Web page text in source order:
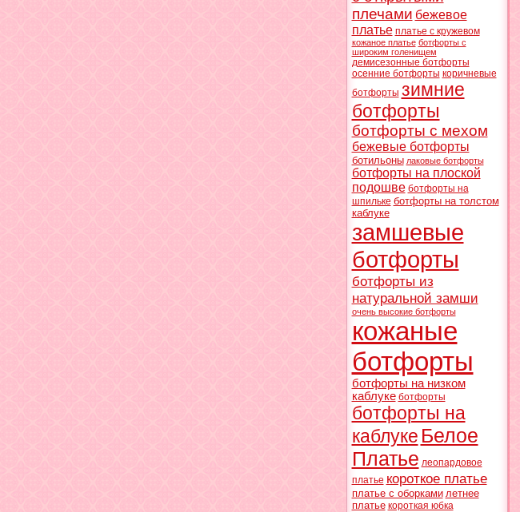
плечами бежевое
платье платье с кружевом
кожаное платье ботфорты с
широким голенищем
демисезонные ботфорты
осенние ботфорты коричневые
ботфорты зимние
ботфорты
ботфорты с мехом
бежевые ботфорты
ботильоны лаковые ботфорты
ботфорты на плоской
подошве ботфорты на
шпильке ботфорты на толстом
каблуке
замшевые
ботфорты
ботфорты из
натуральной замши
очень высокие ботфорты
кожаные
ботфорты
ботфорты на низком
каблуке ботфорты
ботфорты на
каблуке Белое
Платье леопардовое
платье короткое платье
платье с оборками летнее
платье короткая юбка